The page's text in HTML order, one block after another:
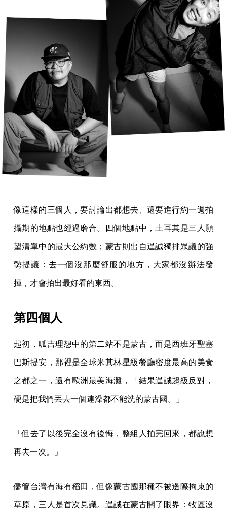
像這樣的三個人，要討論出都想去、還要進行約一週拍
攝期的地點也經過磨合。四個地點中，土耳其是三人願
望清單中的最大公約數；蒙古則出自逞誠獨排眾議的強
勢提議：去一個沒那麼舒服的地方，大家都沒辦法發
揮，才會拍出最好看的東西。
第四個人
起初，呱吉理想中的第二站不是蒙古，而是西班牙聖塞
巴斯提安，那裡是全球米其林星級餐廳密度最高的美食
之都之一，還有歐洲最美海灘，「結果逞誠超級反對，
硬是把我們丟去一個連澡都不能洗的蒙古國。」
「但去了以後完全沒有後悔，整組人拍完回來，都說想
再去一次。」
儘管台灣有海有稻田，但像蒙古國那種不被邊際拘束的
草原，三人是首次見識。逞誠在蒙古開了眼界：牧區沒